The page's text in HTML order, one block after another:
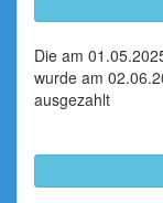
Die am
wurde am
ausgezahlt